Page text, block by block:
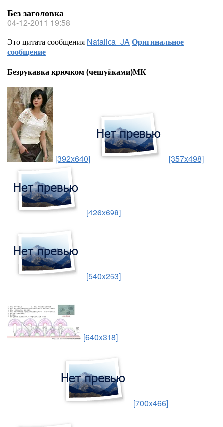
Без заголовка
04-12-2011 19:58
Это цитата сообщения Natalica_JAОригинальное
сообщение
Безрукавка крючком (чешуйками)МК
[392x640] [357x498]
[426x698]
[540x263]
[640x318]
[700x466]